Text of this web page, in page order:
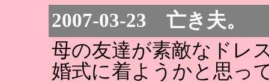
2007-03-23 亡き夫。
母の友達が素敵なドレ
婚式に着ようかと思っ